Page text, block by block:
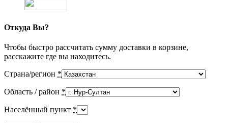
Откуда Вы?
Чтобы быстро рассчитать сумму доставки в корзине,
расскажите где вы находитесь.
Страна/регион *
Область / район *
Населённый пункт *